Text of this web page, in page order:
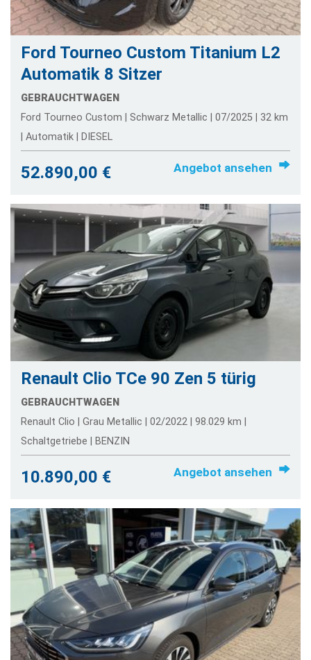
Ford Tourneo Custom Titanium L2
Automatik 8 Sitzer
GEBRAUCHTWAGEN
Ford Tourneo Custom | Schwarz Metallic | 07/2025 | 32 km
| Automatik | DIESEL
52.890,00 € Angebot ansehen
Renault Clio TCe 90 Zen 5 türig
GEBRAUCHTWAGEN
Renault Clio | Grau Metallic | 02/2022 | 98.029 km |
Schaltgetriebe | BENZIN
10.890,00 € Angebot ansehen